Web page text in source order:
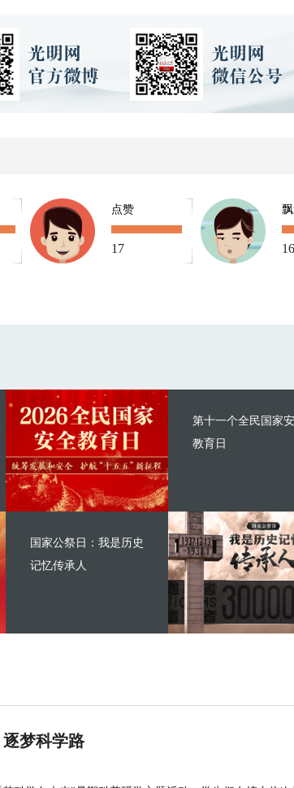
点赞
17 16
第十一个全民国家
教育日
国家公祭日：我是历史
记忆传承人
梦科学路